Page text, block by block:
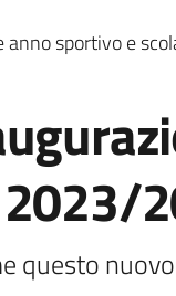
sportivo e
questo